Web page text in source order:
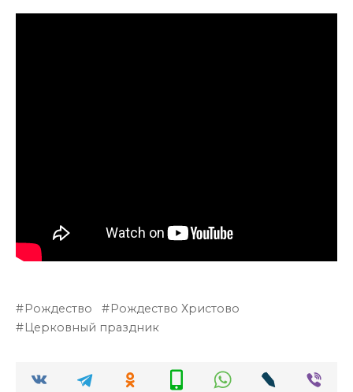
Рождество
Рождество Христово
Церковный праздник